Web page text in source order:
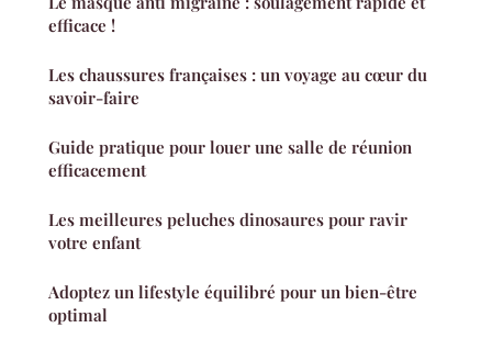
efficace !
Les chaussures françaises : un voyage au cœur du
savoir-faire
Guide pratique pour louer une salle de réunion
efficacement
Les meilleures peluches dinosaures pour ravir
votre enfant
Adoptez un lifestyle équilibré pour un bien-être
optimal